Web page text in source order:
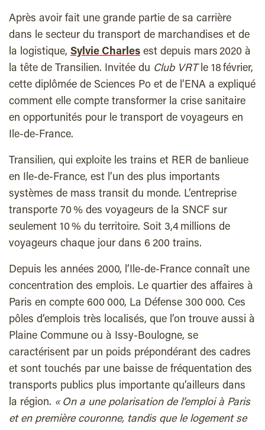
Après avoir fait une grande partie de sa carrière
dans le secteur du transport de marchandises et de
la logistique, Sylvie Charles est depuis mars 2020 à
la tête de Transilien. Invitée du Club VRT le 18 février,
cette diplômée de Sciences Po et de l’ENA a expliqué
comment elle compte transformer la crise sanitaire
en opportunités pour le transport de voyageurs en
Ile-de-France.
T ransilien, qui exploite les trains et RER de banlieue
en Ile-de-France, est l’un des plus importants
systèmes de mass transit du monde. L’entreprise
transporte 70 % des voyageurs de la SNCF sur
seulement 10 % du territoire. Soit 3,4 millions de
voyageurs chaque jour dans 6 200 trains.
Depuis les années 2000, l’Ile-de-France connaît une
concentration des emplois. Le quartier des affaires à
Paris en compte 600 000, La Défense 300 000. Ces
pôles d’emplois très localisés, que l’on trouve aussi à
Plaine Commune ou à Issy-Boulogne, se
caractérisent par un poids prépondérant des cadres
et sont touchés par une baisse de fréquentation des
transports publics plus importante qu’ailleurs dans
la région. « On a une polarisation de l’emploi à Paris
et en première couronne, tandis que le logement se